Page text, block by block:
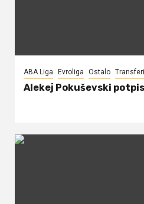
ABA Liga Evroliga Ostalo Transferi
Alekej Pokuševski